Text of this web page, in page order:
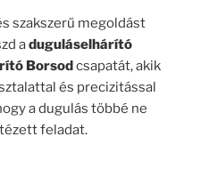
szakszerű megoldást
aduguláselhárító
Borsodcsapatát, akik
és precizitással
a dugulás többé ne
feladat.